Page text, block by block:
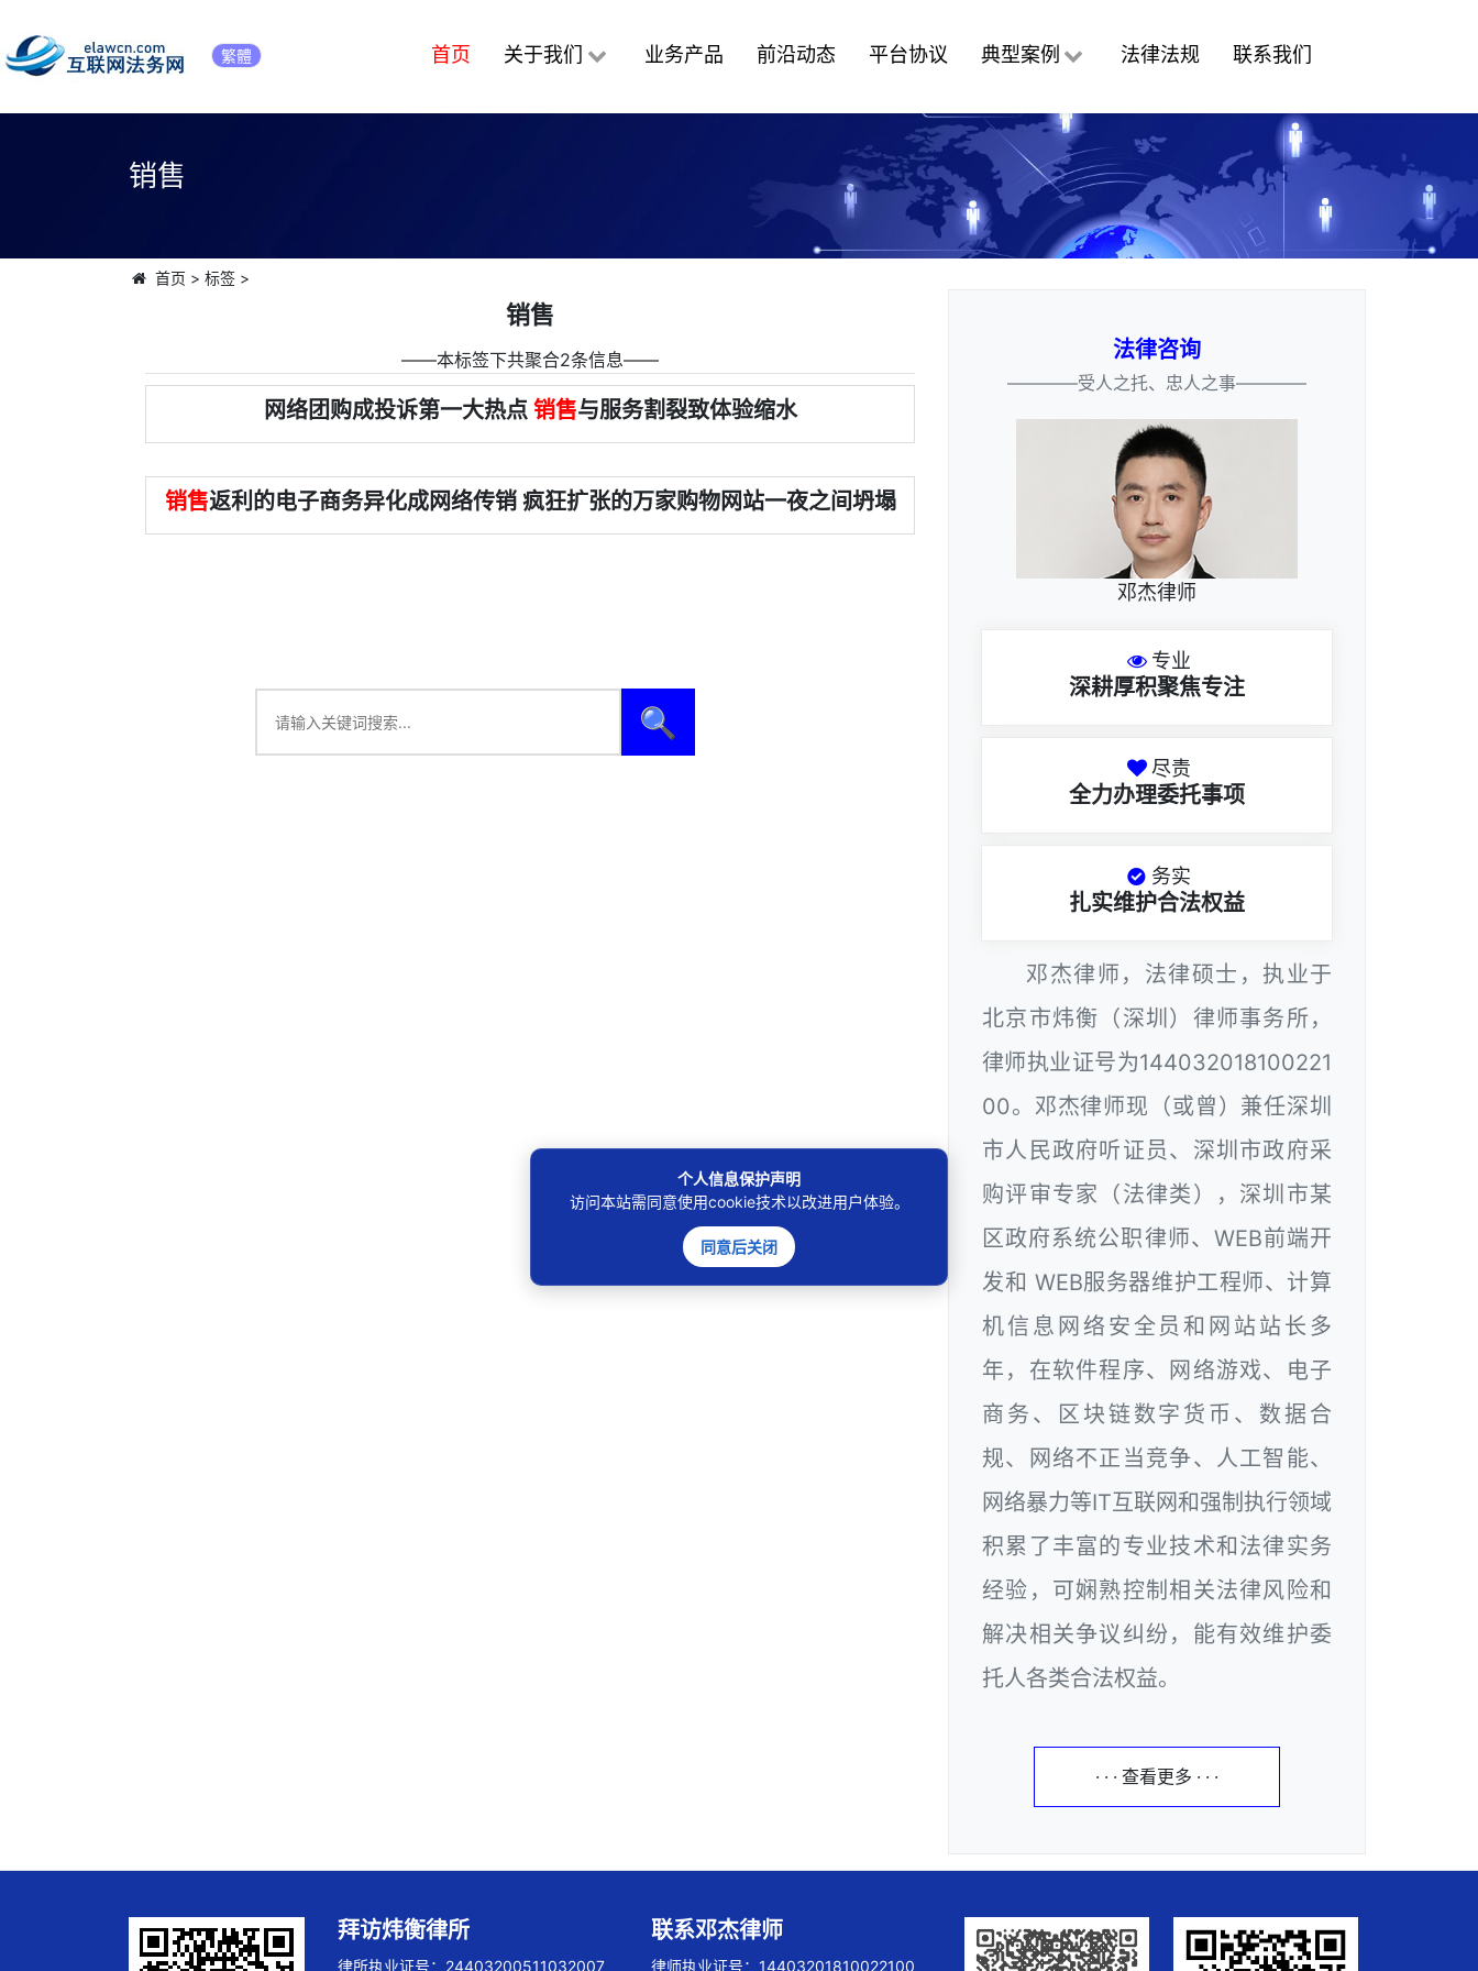
繁體 首页 关于我们 业务产品 前沿动态 平台协议 典型案例 法律法规 联系我们
销售
首页 > 标签>
销售
――本标签下共聚合2条信息――
网络团购成投诉第一大热点 销售与服务割裂致体验缩水
销售返利的电子商务异化成网络传销 疯狂扩张的万家购物网站一夜之间坍塌
🔍
法律咨询
————受人之托、忠人之事————
邓杰律师
专业
深耕厚积聚焦专注
尽责
全力办理委托事项
务实
扎实维护合法权益
邓杰律师，法律硕士，执业于
北京市炜衡（深圳）律师事务所，
律师执业证号为144032018100221
00。邓杰律师现（或曾）兼任深圳
市人民政府听证员、深圳市政府采
购评审专家（法律类），深圳市某
区政府系统公职律师、WEB前端开
发和 WEB服务器维护工程师、计算
机信息网络安全员和网站站长多
年，在软件程序、网络游戏、电子
商务、区块链数字货币、数据合
规、网络不正当竞争、人工智能、
网络暴力等IT互联网和强制执行领域
积累了丰富的专业技术和法律实务
经验，可娴熟控制相关法律风险和
解决相关争议纠纷，能有效维护委
托人各类合法权益。
· · · 查看更多 · · ·
拜访炜衡律所
律所执业证号：24403200511032007
联系邓杰律师
律师执业证号：14403201810022100
个人信息保护声明
访问本站需同意使用cookie技术以改进用户体验。
同意后关闭